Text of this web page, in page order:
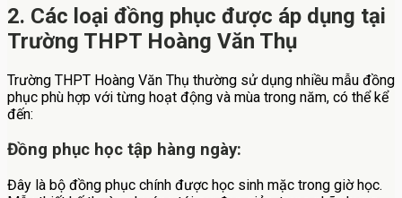
2. Các loại đồng phục được áp dụng tại
Trường THPT Hoàng Văn Thụ
Trường THPT Hoàng Văn Thụ thường sử dụng nhiều mẫu đồng
phục phù hợp với từng hoạt động và mùa trong năm, có thể kể
đến:
Đồng phục học tập hàng ngày:
Đây là bộ đồng phục chính được học sinh mặc trong giờ học.